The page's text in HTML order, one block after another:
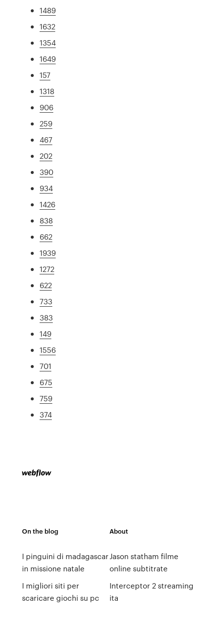
1489
1632
1354
1649
157
1318
906
259
467
202
390
934
1426
838
662
1939
1272
622
733
383
149
1556
701
675
759
374
On the blog
I pinguini di madagascar
in missione natale
I migliori siti per
scaricare giochi su pc
About
Jason statham filme
online subtitrate
Interceptor 2 streaming
ita